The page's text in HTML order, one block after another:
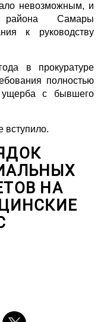
невозможным, и
района Самары
к руководству
в прокуратуре
полностью
ущерба с бывшего
вступило.
НА